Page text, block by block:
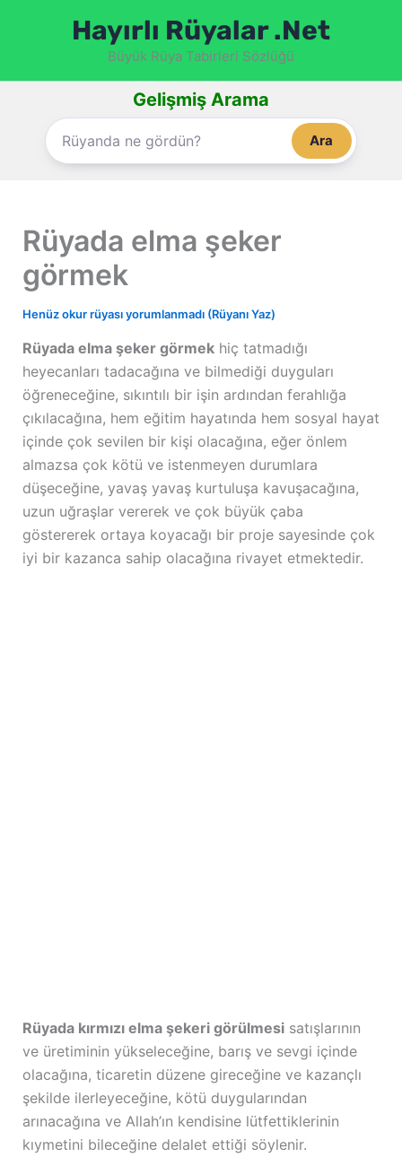
Hayırlı Rüyalar .Net
Büyük Rüya Tabirleri Sözlüğü
Gelişmiş Arama
Ara
Rüyada elma şeker
görmek
Henüz okur rüyası yorumlanmadı (Rüyanı Yaz)
Rüyada elma şeker görmekhiç tatmadığı
heyecanları tadacağına ve bilmediği duyguları
öğreneceğine, sıkıntılı bir işin ardından ferahlığa
çıkılacağına, hem eğitim hayatında hem sosyal hayat
içinde çok sevilen bir kişi olacağına, eğer önlem
almazsa çok kötü ve istenmeyen durumlara
düşeceğine, yavaş yavaş kurtuluşa kavuşacağına,
uzun uğraşlar vererek ve çok büyük çaba
göstererek ortaya koyacağı bir proje sayesinde çok
iyi bir kazanca sahip olacağına rivayet etmektedir.
Rüyada kırmızı elma şekeri görülmesisatışlarının
ve üretiminin yükseleceğine, barış ve sevgi içinde
olacağına, ticaretin düzene gireceğine ve kazançlı
şekilde ilerleyeceğine, kötü duygularından
arınacağına ve Allah’ın kendisine lütfettiklerinin
kıymetini bileceğine delalet ettiği söylenir.